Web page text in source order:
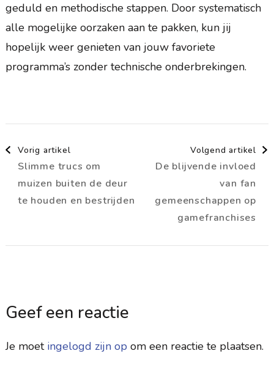
geduld en methodische stappen. Door systematisch
alle mogelijke oorzaken aan te pakken, kun jij
hopelijk weer genieten van jouw favoriete
programma’s zonder technische onderbrekingen.
Berichtnavigatie
Vorig artikel
Slimme trucs om
muizen buiten de deur
te houden en bestrijden
Volgend artikel
De blijvende invloed
van fan
gemeenschappen op
gamefranchises
Geef een reactie
Je moet ingelogd zijn op om een reactie te plaatsen.